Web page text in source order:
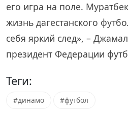
его игра на поле.
жизнь дагестанского
себя яркий след», –
президент Федерации
Теги:
#динамо #футбол